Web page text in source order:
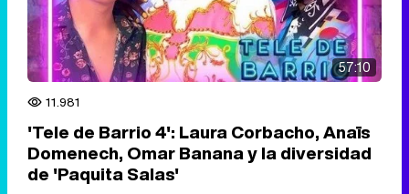
57:10
11.981
'Tele de Barrio 4': Laura Corbacho, Anaïs
Domenech, Omar Banana y la diversidad
de 'Paquita Salas'